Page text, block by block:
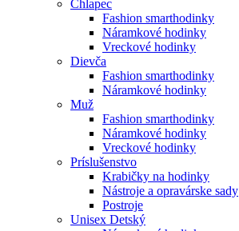
Chlapec
Fashion smarthodinky
Náramkové hodinky
Vreckové hodinky
Dievča
Fashion smarthodinky
Náramkové hodinky
Muž
Fashion smarthodinky
Náramkové hodinky
Vreckové hodinky
Príslušenstvo
Krabičky na hodinky
Nástroje a opravárske sady
Postroje
Unisex Detský